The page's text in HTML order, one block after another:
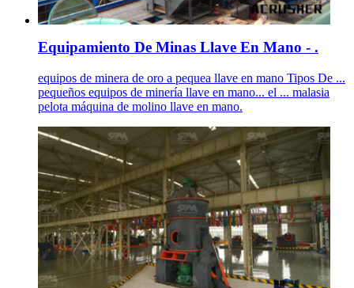
Equipamiento De Minas Llave En Mano - .
equipos de minera de oro a pequea llave en mano Tipos De ...
pequeños equipos de minería llave en mano... el ... malasia
pelota máquina de molino llave en mano.